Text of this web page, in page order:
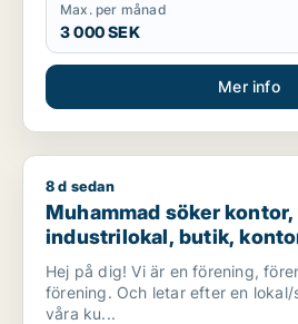
Max. per månad
3 000 SEK
Mer info
Muhammad söker kontor, lager,
8 d sedan
Muhammad söker kontor,
industrilokal, butik,
restauranglokal, virtuellt
undervisning eller
uthyrning i Botkyrka eller
Hej på dig! Vi är en förening, förening som kulturell
förening. Och letar efter en
våra ku...